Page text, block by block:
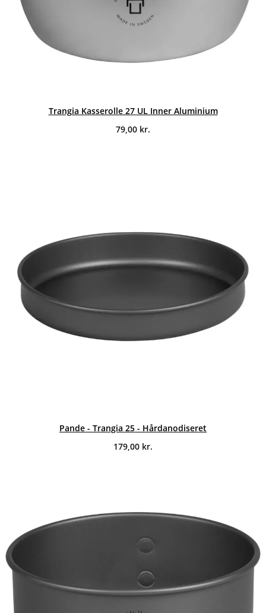
Trangia Kasserolle 27 UL Inner Aluminium
79,00 kr.
Pande - Trangia 25 - Hårdanodiseret
179,00 kr.